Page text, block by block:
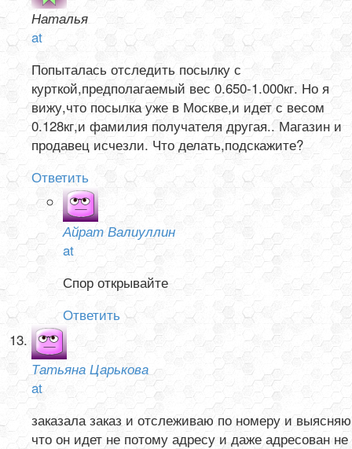
Наталья
at
Попыталась отследить посылку с
курткой,предполагаемый вес 0.650-1.000кг. Но я
вижу,что посылка уже в Москве,и идет с весом
0.128кг,и фамилия получателя другая.. Магазин и
продавец исчезли. Что делать,подскажите?
Ответить
Айрат Валиуллин
at
Спор открывайте
Ответить
Татьяна Царькова
at
заказала заказ и отслеживаю по номеру и выясняю
что он идет не потому адресу и даже адресован не